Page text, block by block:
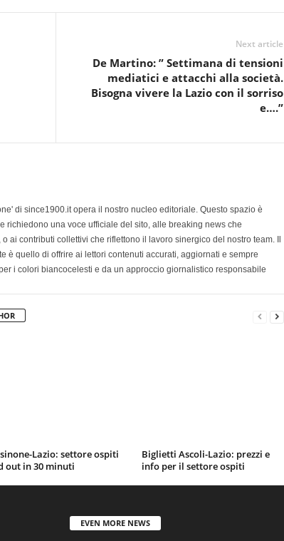
Next article
De Martino: ” Settimana di tensioni
mediatici e attacchi alla società.
Bisogna vivere la Lazio con il sorriso
e….”
di since1900.it opera il nostro nucleo editoriale. Questo spazio è
richiedono una voce ufficiale del sito, alle breaking news che
ai contributi collettivi che riflettono il lavoro sinergico del nostro team. Il
è quello di offrire ai lettori contenuti accurati, aggiornati e sempre
i colori biancocelesti e da un approccio giornalistico responsabile
Lazio: settore ospiti
out in 30 minuti
Biglietti Ascoli-Lazio: prezzi e
info per il settore ospiti
EVEN MORE NEWS